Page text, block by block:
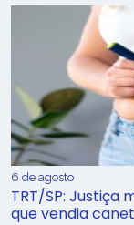
6 de agosto
TRT/SP: Justiça
que vendia